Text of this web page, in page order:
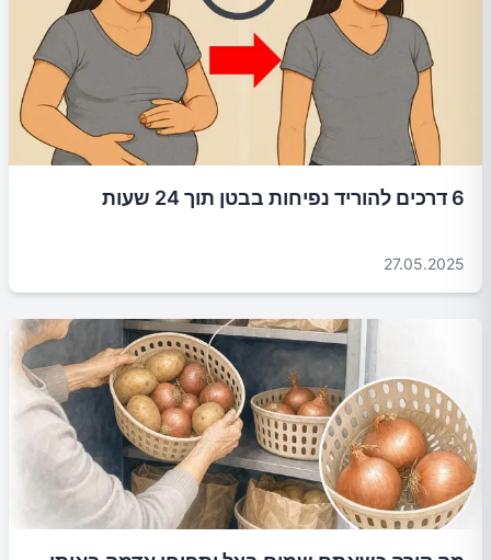
6 דרכים להוריד נפיחות בבטן תוך 24 שעות
27.05.2025